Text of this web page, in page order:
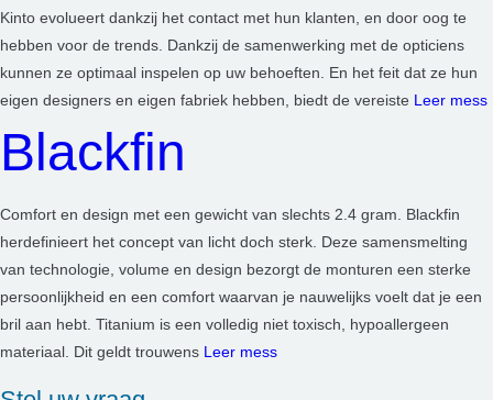
Kinto evolueert dankzij het contact met hun klanten, en door oog te
hebben voor de trends. Dankzij de samenwerking met de opticiens
kunnen ze optimaal inspelen op uw behoeften. En het feit dat ze hun
eigen designers en eigen fabriek hebben, biedt de vereiste Leer mess
Blackfin
Comfort en design met een gewicht van slechts 2.4 gram. Blackfin
herdefinieert het concept van licht doch sterk. Deze samensmelting
van technologie, volume en design bezorgt de monturen een sterke
persoonlijkheid en een comfort waarvan je nauwelijks voelt dat je een
bril aan hebt. Titanium is een volledig niet toxisch, hypoallergeen
materiaal. Dit geldt trouwens Leer mess